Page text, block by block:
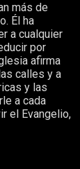
más de
Él ha
a cualquier
por
afirma
calles y a
y las
a cada
el Evangelio,